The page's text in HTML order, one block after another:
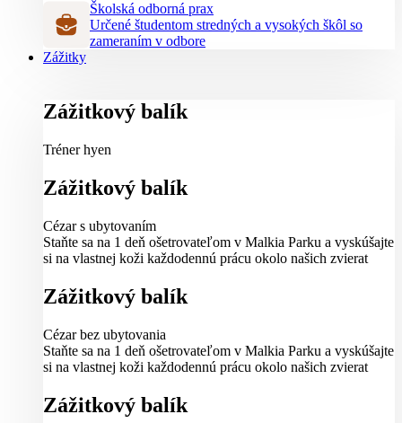
Školská odborná prax
Určené študentom stredných a vysokých škôl so
zameraním v odbore
Zážitky
Zážitkový balík
Tréner hyen
Zážitkový balík
Cézar s ubytovaním
Staňte sa na 1 deň ošetrovateľom v Malkia Parku a vyskúšajte
si na vlastnej koži každodennú prácu okolo našich zvierat
Zážitkový balík
Cézar bez ubytovania
Staňte sa na 1 deň ošetrovateľom v Malkia Parku a vyskúšajte
si na vlastnej koži každodennú prácu okolo našich zvierat
Zážitkový balík